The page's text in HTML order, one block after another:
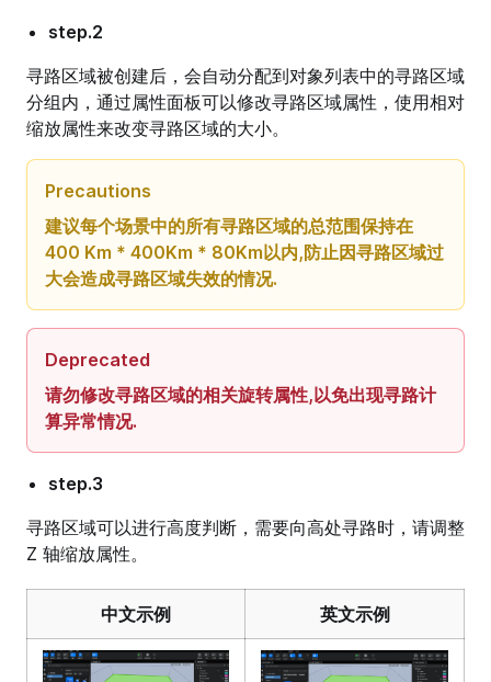
step.2
寻路区域被创建后，会自动分配到对象列表中的寻路区域
分组内，通过属性面板可以修改寻路区域属性，使用相对
缩放属性来改变寻路区域的大小。
Precautions
建议每个场景中的所有寻路区域的总范围保持在
400 Km * 400Km * 80Km以内,防止因寻路区域过
大会造成寻路区域失效的情况.
Deprecated
请勿修改寻路区域的相关旋转属性,以免出现寻路计
算异常情况.
step.3
寻路区域可以进行高度判断，需要向高处寻路时，请调整
Z 轴缩放属性。
中文示例 英文示例